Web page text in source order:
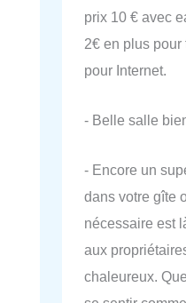
prix 10 € avec
2€ en plus
pour Internet.
- Belle salle
- Encore un
dans votre gîte
nécessaire est
aux
chaleureux.